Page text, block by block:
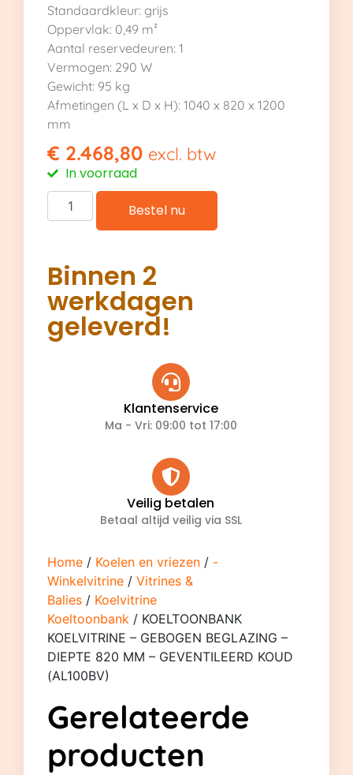
Standaardkleur: grijs
Oppervlak: 0,49 m²
Aantal reservedeuren: 1
Vermogen: 290 W
Gewicht: 95 kg
Afmetingen (L x D x H): 1040 x 820 x 1200
mm
€ 2.468,80 excl. btw
In voorraad
Bestel nu
Binnen 2
werkdagen
geleverd!
Klantenservice
Ma - Vri: 09:00 tot 17:00
Veilig betalen
Betaal altijd veilig via SSL
Home / Koelen en vriezen / -
Winkelvitrine / Vitrines &
Balies / Koelvitrine
Koeltoonbank / KOELTOONBANK
KOELVITRINE – GEBOGEN BEGLAZING –
DIEPTE 820 MM – GEVENTILEERD KOUD
(AL100BV)
Gerelateerde
producten